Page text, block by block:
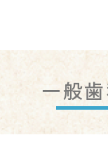
一般